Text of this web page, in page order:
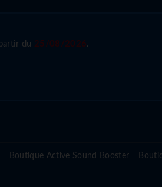
du 25/08/2026.
Questions fréquentes sur
Boutique Active Sound Booster